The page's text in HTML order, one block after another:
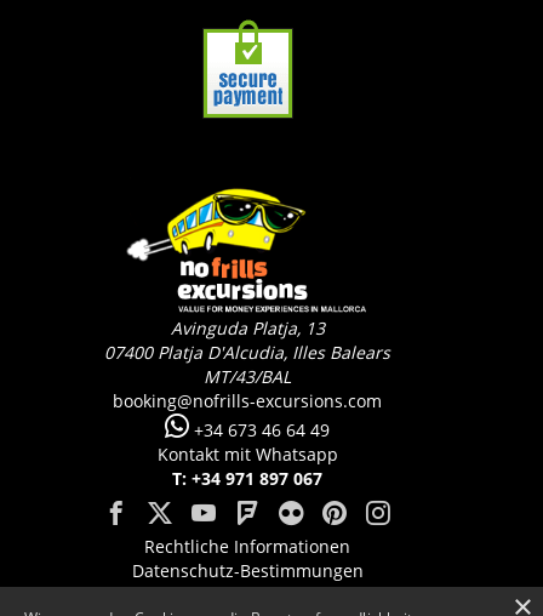
Avinguda Platja, 13
07400 Platja D'Alcudia, Illes Balears
MT/43/BAL
booking@nofrills-excursions.com
+34 673 46 64 49
Kontakt mit Whatsapp
T: +34 971 897 067
Rechtliche Informationen
Datenschutz-Bestimmungen
×